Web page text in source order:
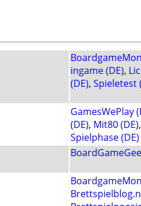
ingame (DE),
(DE), Spieletest
GamesWePlay
(DE), Mit80 (DE),
Spielphase (DE)